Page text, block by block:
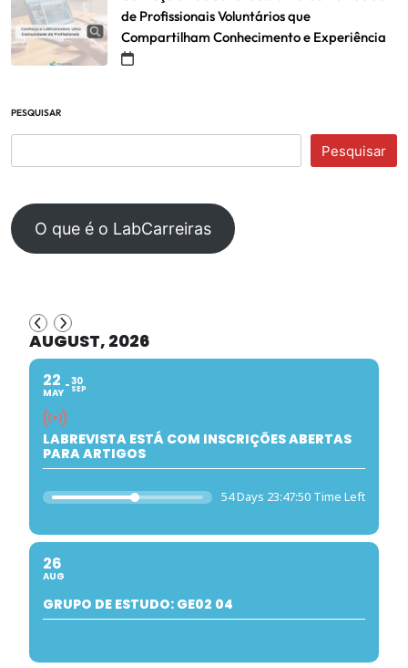
de Profissionais Voluntários que
Compartilham Conhecimento e Experiência
PESQUISAR
Pesquisar
O que é o LabCarreiras
AUGUST, 2026
22
MAY
30
SEP
LABREVISTA ESTÁ COM INSCRIÇÕES ABERTAS
PARA ARTIGOS
54 Days 23:47:49 Time Left
26
AUG
GRUPO DE ESTUDO: GE02 04